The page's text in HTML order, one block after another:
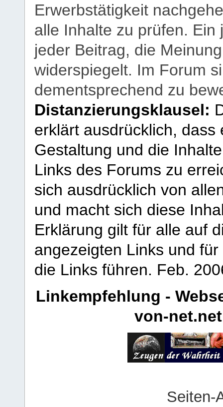
Erwerbstätigkeit
alle Inhalte zu prüfen.
jeder Beitrag, die
widerspiegelt. Im Forum
dementsprechend zu
Distanzierungsklausel:
erklärt ausdrücklich,
Gestaltung und die
Links des Forums zu
sich ausdrücklich von
und macht sich diese
Erklärung gilt für alle auf
angezeigten Links und
die Links führen. Feb.
Linkempfehlung -
von-net.net
Seiten-